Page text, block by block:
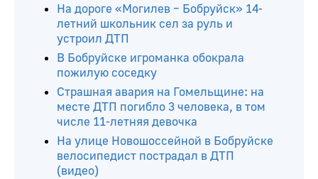
На дороге «Могилев – Бобруйск» 14-
летний школьник сел за руль и
устроил ДТП
В Бобруйске игроманка обокрала
пожилую соседку
Страшная авария на Гомельщине: на
месте ДТП погибло 3 человека, в том
числе 11-летняя девочка
На улице Новошоссейной в Бобруйске
велосипедист пострадал в ДТП
(видео)